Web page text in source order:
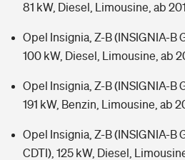
81 kW, Diesel, Limousine, ab
Opel Insignia, Z-B (INSIGNIA-B
100 kW, Diesel, Limousine, ab
Opel Insignia, Z-B (INSIGNIA-B
191 kW, Benzin, Limousine, ab
Opel Insignia, Z-B (INSIGNIA-B
CDTI), 125 kW, Diesel,